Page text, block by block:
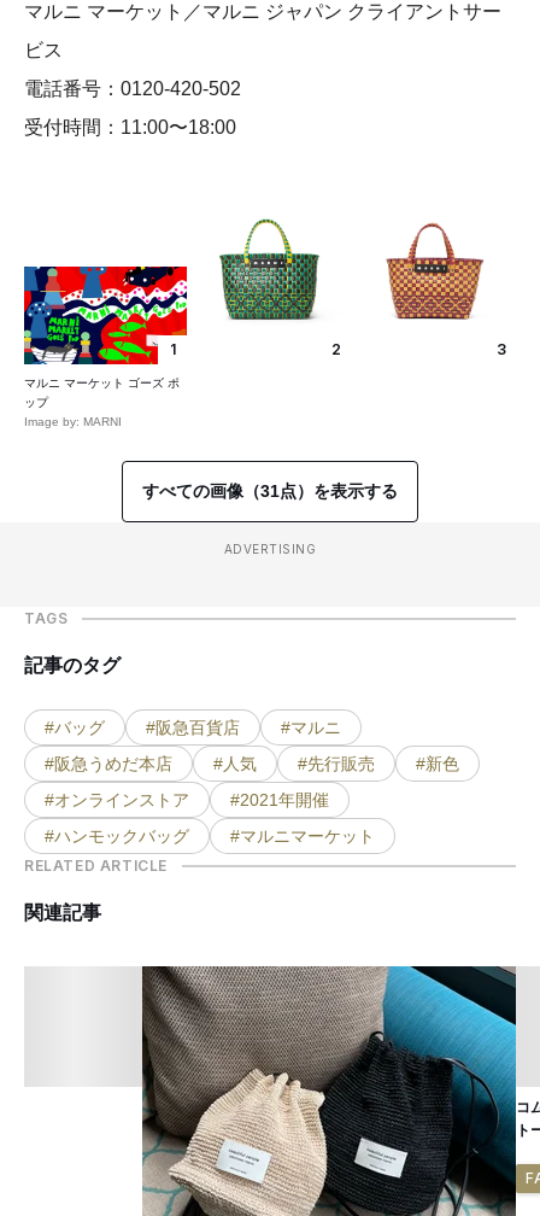
マルニ マーケット／マルニ ジャパン クライアントサー
ビス
電話番号：0120-420-502
受付時間：11:00〜18:00
1
マルニ マーケット ゴーズ ポ
ップ
Image by: MARNI
2 3
すべての画像（31点）を表示する
ADVERTISING
TAGS
記事のタグ
#バッグ #阪急百貨店
#マルニ
#阪急うめだ本店
#人気 #先行販売
#新色
#オンラインストア
#2021年開催
#ハンモックバッグ
#マルニマーケット
RELATED ARTICLE
関連記事
コ
ト